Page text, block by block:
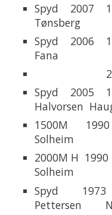
Spyd 2007
Tønsberg
Spyd 2006 1
Fana
2 55,88
Spyd 2005
Halvorsen
1500M
Solheim
2000M H
Solheim
Spyd
Pettersen